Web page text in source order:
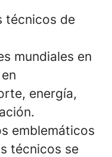
técnicos de
mundiales en
energía,
emblemáticos
técnicos se